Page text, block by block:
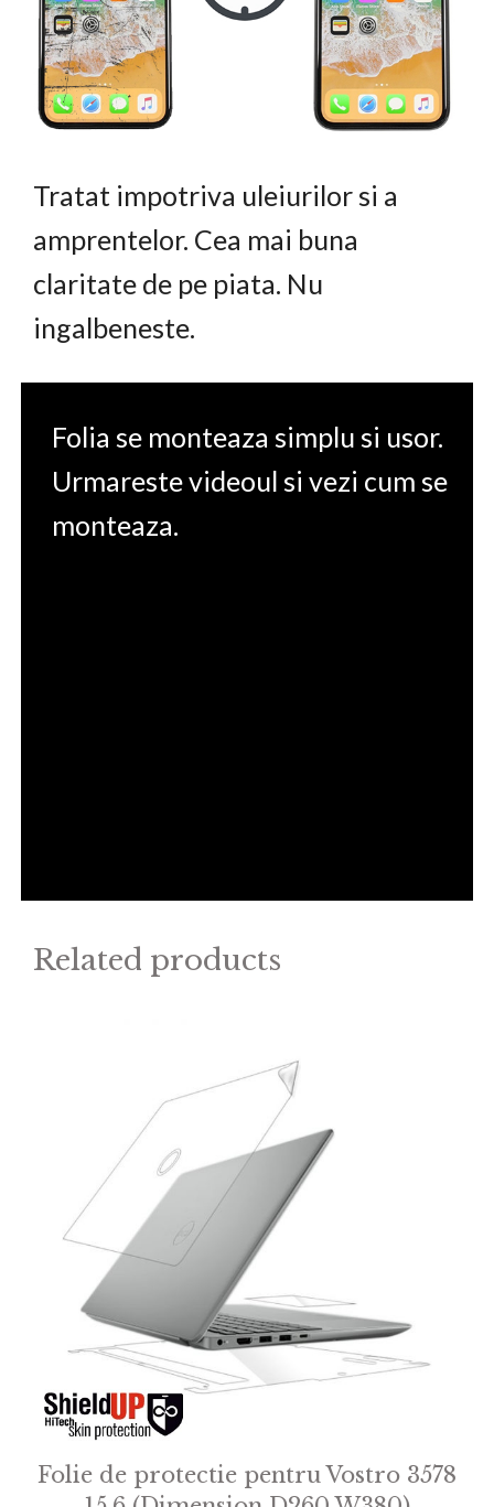
Tratat impotriva uleiurilor si a
amprentelor. Cea mai buna
claritate de pe piata. Nu
ingalbeneste.
Folia se monteaza simplu si usor.
Urmareste videoul si vezi cum se
monteaza.
Related products
Folie de protectie pentru Vostro 3578